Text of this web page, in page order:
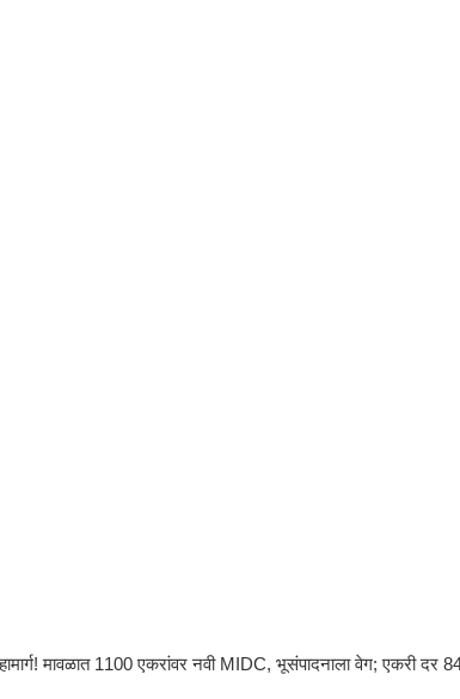
मावळात 1100 एकरांवर नवी MIDC, भूसंपादनाला वेग; एकरी दर